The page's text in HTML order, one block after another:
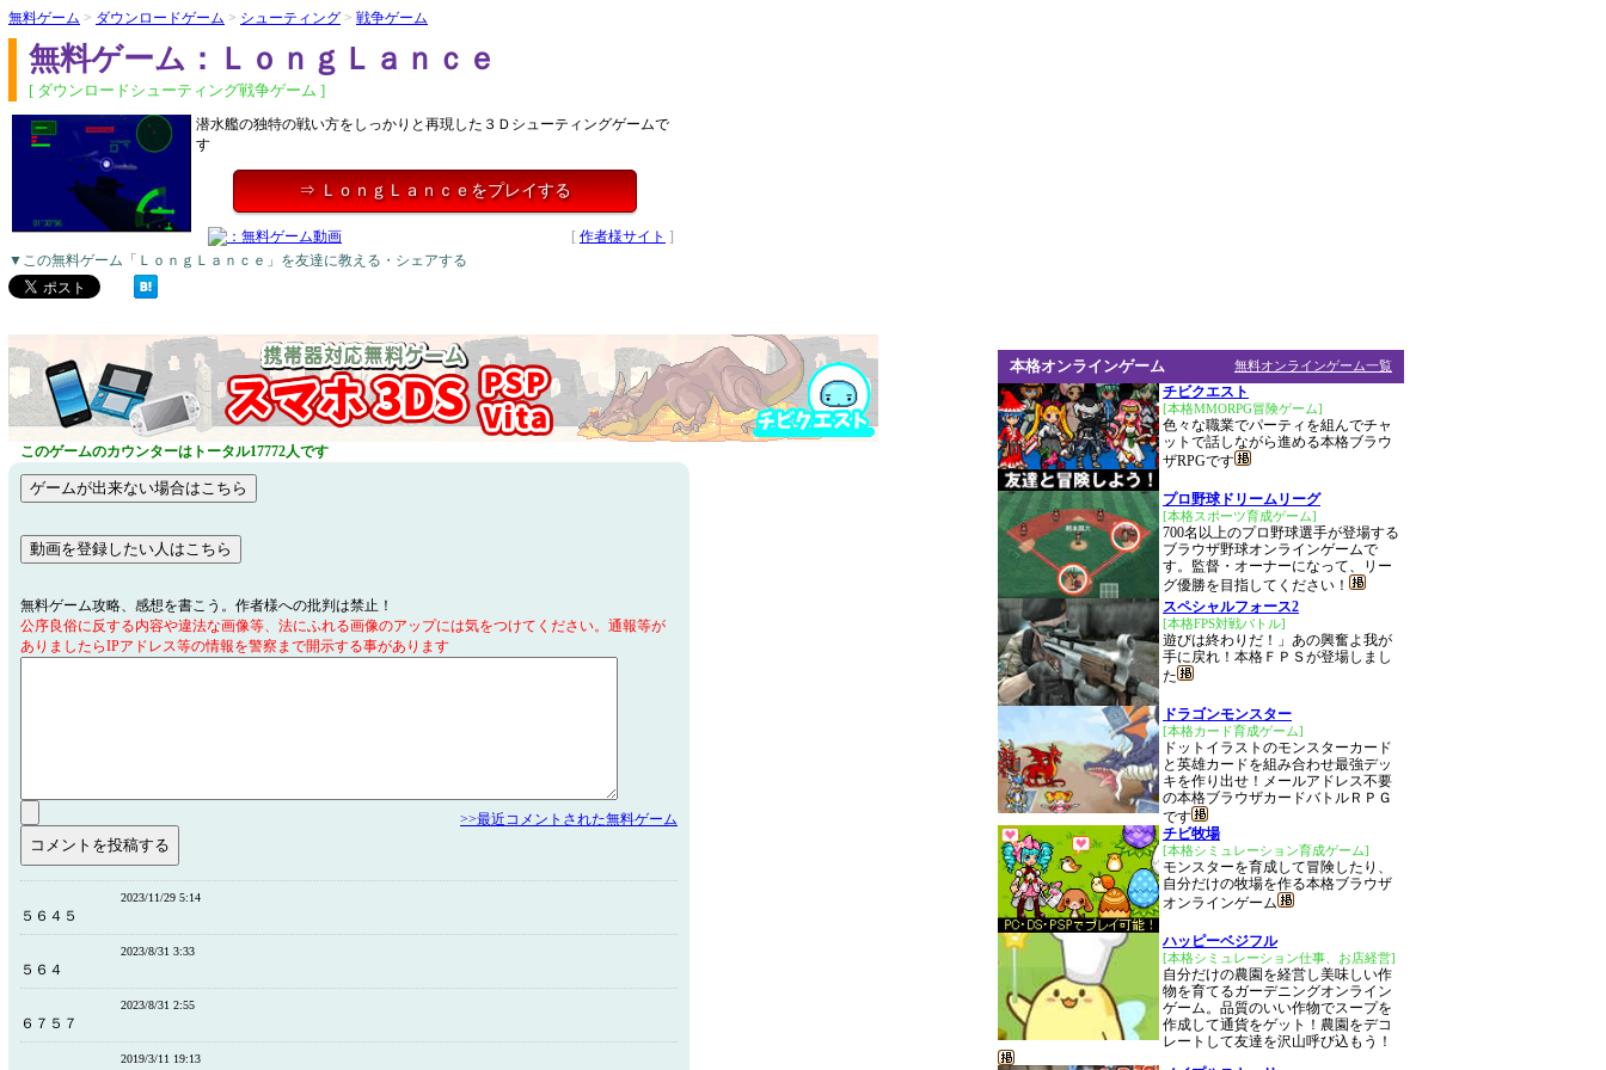
無料ゲーム > ダウンロードゲーム > シューティング > 戦争ゲーム
無料ゲーム：ＬｏｎｇＬａｎｃｅ
[ ダウンロードシューティング戦争ゲーム ]
潜水艦の独特の戦い方をしっかりと再現した３Ｄシューティングゲームで
す
⇒ ＬｏｎｇＬａｎｃｅをプレイする
[ 作者様サイト ]
▼この無料ゲーム「ＬｏｎｇＬａｎｃｅ」を友達に教える・シェアする
このゲームのカウンターはトータル17772人です
無料ゲーム攻略、感想を書こう。作者様への批判は禁止！
公序良俗に反する内容や違法な画像等、法にふれる画像のアップには気をつけてください。通報等が
ありましたらIPアドレス等の情報を警察まで開示する事があります
>>最近コメントされた無料ゲーム
2023/11/29 5:14
５６４５
2023/8/31 3:33
５６４
2023/8/31 2:55
６７５７
2019/3/11 19:13
無料オンラインゲーム一覧
本格オンラインゲーム
チビクエスト
[本格MMORPG冒険ゲーム]
色々な職業でパーティを組んでチャ
ットで話しながら進める本格ブラウ
ザRPGです
プロ野球ドリームリーグ
[本格スポーツ育成ゲーム]
700名以上のプロ野球選手が登場する
ブラウザ野球オンラインゲームで
す。監督・オーナーになって、リー
グ優勝を目指してください！
スペシャルフォース2
[本格FPS対戦バトル]
遊びは終わりだ！」あの興奮よ我が
手に戻れ！本格ＦＰＳが登場しまし
た
ドラゴンモンスター
[本格カード育成ゲーム]
ドットイラストのモンスターカード
と英雄カードを組み合わせ最強デッ
キを作り出せ！メールアドレス不要
の本格ブラウザカードバトルＲＰＧ
です
チビ牧場
[本格シミュレーション育成ゲーム]
モンスターを育成して冒険したり、
自分だけの牧場を作る本格ブラウザ
オンラインゲーム
ハッピーベジフル
[本格シミュレーション仕事、お店経営]
自分だけの農園を経営し美味しい作
物を育てるガーデニングオンライン
ゲーム。品質のいい作物でスープを
作成して通貨をゲット！農園をデコ
レートして友達を沢山呼び込もう！